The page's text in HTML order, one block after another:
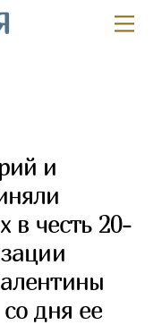
и
в честь 20-
дня ее